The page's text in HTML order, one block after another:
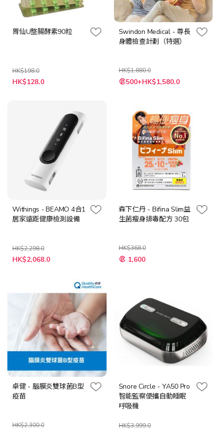
胃仙U整腸酵素90粒
HK$198.0
特
殊
HK$128.0
Swindon Medical - 尊長
身體檢查計劃（特選）
HK$1,880.0
特
殊 500+HK$1,580.0
Withings - BEAMO 4合1
居家遠距健康檢測設備
HK$2,298.0
特
殊
HK$2,068.0
森下仁丹 - Bifina Slim益
生菌瘦身排毒配方 30包
HK$368.0
特
殊 1,600
卓健 - 腦膜炎雙球菌B型
疫苗
HK$2,300.0
Snore Circle - YA50 Pro
智能監察便攜自動睡眠
呼吸機
HK$3,999.0